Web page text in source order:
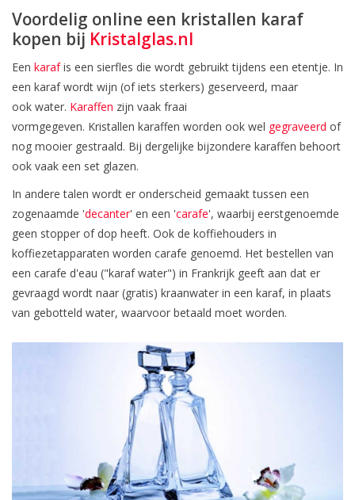
Voordelig online een kristallen karaf
kopen bij Kristalglas.nl
Een karafis een sierfles die wordt gebruikt tijdens een etentje. In
een karaf wordt wijn (of iets sterkers) geserveerd, maar
ook water. Karaffen zijn vaak fraai
vormgegeven. Kristallen karaffen worden ook wel gegraveerd of
nog mooier gestraald. Bij dergelijke bijzondere karaffen behoort
ook vaak een set glazen.
In andere talen wordt er onderscheid gemaakt tussen een
zogenaamde 'decanter' en een 'carafe', waarbij eerstgenoemde
geen stopper of dop heeft. Ook de koffiehouders in
koffiezetapparaten worden carafe genoemd. Het bestellen van
een carafe d'eau ("karaf water") in Frankrijk geeft aan dat er
gevraagd wordt naar (gratis) kraanwater in een karaf, in plaats
van gebotteld water, waarvoor betaald moet worden.